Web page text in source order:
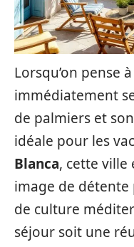
Lorsqu’on pense
immédiatement
de palmiers et
idéale pour les
Blanca, cette ville
image de
de culture
séjour soit une